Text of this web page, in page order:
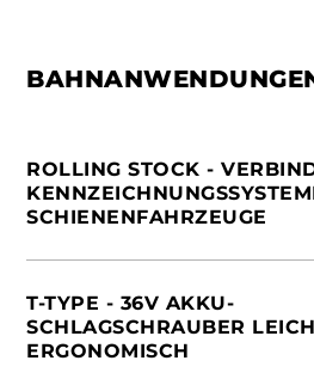
FRANKREICH
ROLLING STOCK -
SCHIENENFAHRZEUGE
INTERNATIONAL
ITALIEN
SPANIEN
DEUTSCHLAND
FRANKREICH
T-TYPE - 36V AKKU-
SCHLAGSCHRAUBER
ERGONOMISCH